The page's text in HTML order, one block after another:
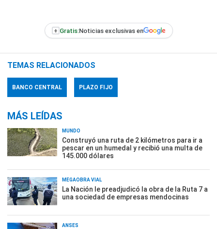
+ Gratis:Noticias exclusivas en
TEMAS RELACIONADOS
BANCO CENTRAL PLAZO FIJO
MÁS LEÍDAS
MUNDO
Construyó una ruta de 2 kilómetros para ir a
pescar en un humedal y recibió una multa de
145.000 dólares
MEGAOBRA VIAL
La Nación le preadjudicó la obra de la Ruta 7 a
una sociedad de empresas mendocinas
ANSES